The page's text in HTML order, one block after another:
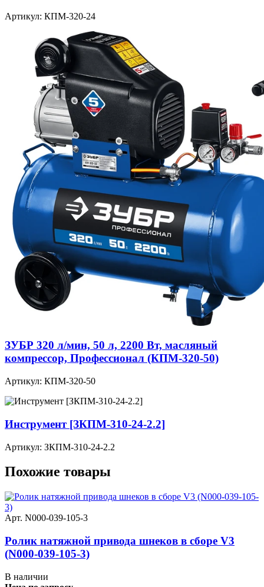
Артикул: КПМ-320-24
ЗУБР 320 л/мин, 50 л, 2200 Вт, масляный
компрессор, Профессионал (КПМ-320-50)
Артикул: КПМ-320-50
Инструмент [ЗКПМ-310-24-2.2]
Артикул: ЗКПМ-310-24-2.2
Похожие товары
Арт. N000-039-105-3
Ролик натяжной привода шнеков в сборе V3
(N000-039-105-3)
В наличии